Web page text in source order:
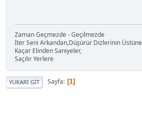
Zaman Geçmezde - Geçilmezde
İter Seni Arkandan,Düşürür Dizlerinin Üstüne
Kaçar Elinden Saniyeler,
Saçılır Yerlere
YUKARI GIT Sayfa 1